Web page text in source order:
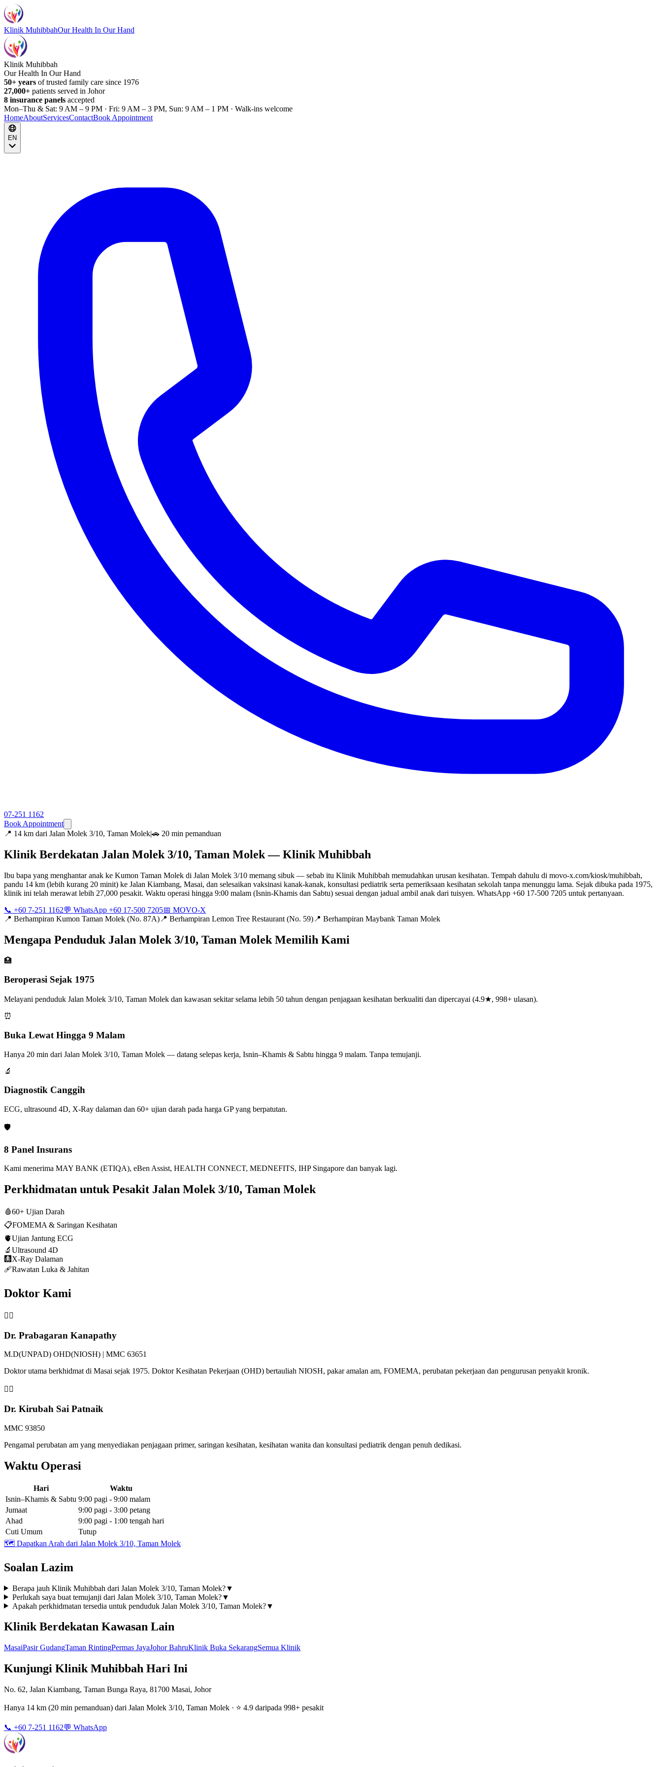
Klinik MuhibbahOur Health In Our Hand
Klinik Muhibbah
Our Health In Our Hand
50+ years of trusted family care since 1976
27,000+ patients served in Johor
8 insurance panels accepted
Mon–Thu & Sat: 9 AM – 9 PM · Fri: 9 AM – 3 PM, Sun: 9 AM – 1 PM · Walk-ins welcome
HomeAboutServicesContactBook Appointment
EN
07-251 1162
Book Appointment
📍 14 km dari Jalan Molek 3/10, Taman Molek|🚗 20 min pemanduan
Klinik Berdekatan Jalan Molek 3/10, Taman Molek — Klinik Muhibbah
Ibu bapa yang menghantar anak ke Kumon Taman Molek di Jalan Molek 3/10 memang sibuk — sebab itu Klinik Muhibbah memudahkan urusan kesihatan. Tempah dahulu di movo-x.com/kiosk/muhibbah,
pandu 14 km (lebih kurang 20 minit) ke Jalan Kiambang, Masai, dan selesaikan vaksinasi kanak-kanak, konsultasi pediatrik serta pemeriksaan kesihatan sekolah tanpa menunggu lama. Sejak dibuka pada 1975,
klinik ini telah merawat lebih 27,000 pesakit. Waktu operasi hingga 9:00 malam (Isnin-Khamis dan Sabtu) sesuai dengan jadual ambil anak dari tuisyen. WhatsApp +60 17-500 7205 untuk pertanyaan.
📞 +60 7-251 1162💬 WhatsApp +60 17-500 7205📅 MOVO-X
📍 Berhampiran Kumon Taman Molek (No. 87A) 📍 Berhampiran Lemon Tree Restaurant (No. 59) 📍 Berhampiran Maybank Taman Molek
Mengapa Penduduk Jalan Molek 3/10, Taman Molek Memilih Kami
🏥
Beroperasi Sejak 1975
Melayani penduduk Jalan Molek 3/10, Taman Molek dan kawasan sekitar selama lebih 50 tahun dengan penjagaan kesihatan berkualiti dan dipercayai (4.9★, 998+ ulasan).
⏰
Buka Lewat Hingga 9 Malam
Hanya 20 min dari Jalan Molek 3/10, Taman Molek — datang selepas kerja, Isnin–Khamis & Sabtu hingga 9 malam. Tanpa temujanji.
🔬
Diagnostik Canggih
ECG, ultrasound 4D, X-Ray dalaman dan 60+ ujian darah pada harga GP yang berpatutan.
🛡️
8 Panel Insurans
Kami menerima MAY BANK (ETIQA), eBen Assist, HEALTH CONNECT, MEDNEFITS, IHP Singapore dan banyak lagi.
Perkhidmatan untuk Pesakit Jalan Molek 3/10, Taman Molek
🩸60+ Ujian Darah
📋FOMEMA & Saringan Kesihatan
🫀Ujian Jantung ECG
🔬 Ultrasound 4D
🩻 X-Ray Dalaman
🩹Rawatan Luka & Jahitan
Doktor Kami
👨‍⚕️
Dr. Prabagaran Kanapathy
M.D(UNPAD) OHD(NIOSH) | MMC 63651
Doktor utama berkhidmat di Masai sejak 1975. Doktor Kesihatan Pekerjaan (OHD) bertauliah NIOSH, pakar amalan am, FOMEMA, perubatan pekerjaan dan pengurusan penyakit kronik.
👩‍⚕️
Dr. Kirubah Sai Patnaik
MMC 93850
Pengamal perubatan am yang menyediakan penjagaan primer, saringan kesihatan, kesihatan wanita dan konsultasi pediatrik dengan penuh dedikasi.
Waktu Operasi
Hari
Waktu
Isnin–Khamis & Sabtu 9:00 pagi - 9:00 malam
Jumaat
9:00 pagi - 3:00 petang
Ahad
9:00 pagi - 1:00 tengah hari
Cuti Umum
Tutup
🗺️ Dapatkan Arah dari Jalan Molek 3/10, Taman Molek
Soalan Lazim
Berapa jauh Klinik Muhibbah dari Jalan Molek 3/10, Taman Molek?▼
Perlukah saya buat temujanji dari Jalan Molek 3/10, Taman Molek?▼
Apakah perkhidmatan tersedia untuk penduduk Jalan Molek 3/10, Taman Molek?▼
Klinik Berdekatan Kawasan Lain
MasaiPasir GudangTaman RintingPermas JayaJohor BahruKlinik Buka SekarangSemua Klinik
Kunjungi Klinik Muhibbah Hari Ini
No. 62, Jalan Kiambang, Taman Bunga Raya, 81700 Masai, Johor
Hanya 14 km (20 min pemanduan) dari Jalan Molek 3/10, Taman Molek · ⭐ 4.9 daripada 998+ pesakit
📞 +60 7-251 1162💬 WhatsApp